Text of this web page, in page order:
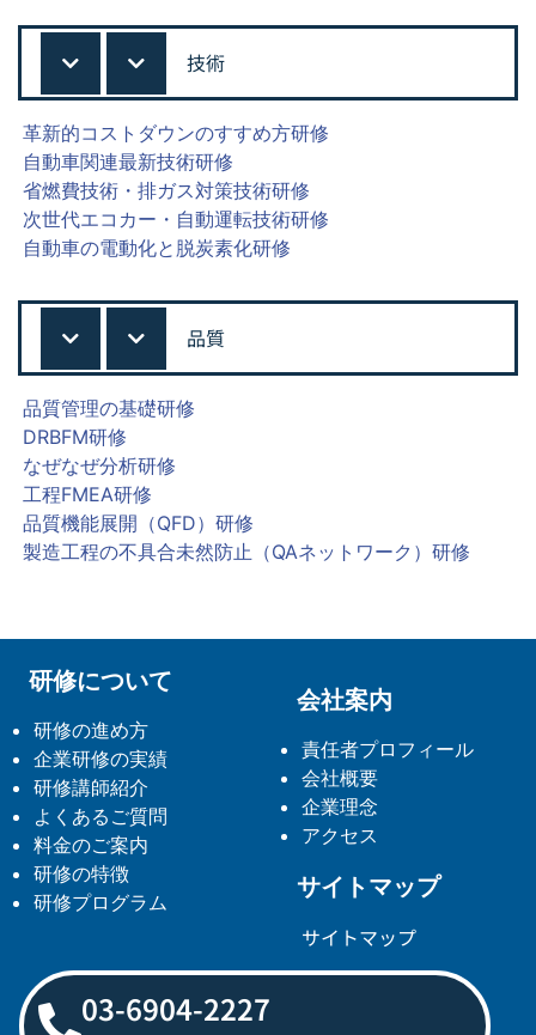
技術
革新的コストダウンのすすめ方研修
自動車関連最新技術研修
省燃費技術・排ガス対策技術研修
次世代エコカー・自動運転技術研修
自動車の電動化と脱炭素化研修
品質
品質管理の基礎研修
DRBFM研修
なぜなぜ分析研修
工程FMEA研修
品質機能展開（QFD）研修
製造工程の不具合未然防止（QAネットワーク）研修
研修について
研修の進め方
企業研修の実績
研修講師紹介
よくあるご質問
料金のご案内
研修の特徴
研修プログラム
会社案内
責任者プロフィール
会社概要
企業理念
アクセス
サイトマップ
サイトマップ
03-6904-2227